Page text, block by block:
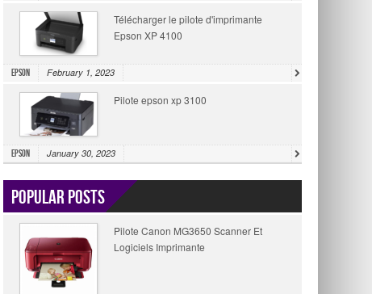
Télécharger le pilote d'imprimante
Epson XP 4100
Epson February 1, 2023
Pilote epson xp 3100
Epson January 30, 2023
Popular Posts
Pilote Canon MG3650 Scanner Et
Logiciels Imprimante